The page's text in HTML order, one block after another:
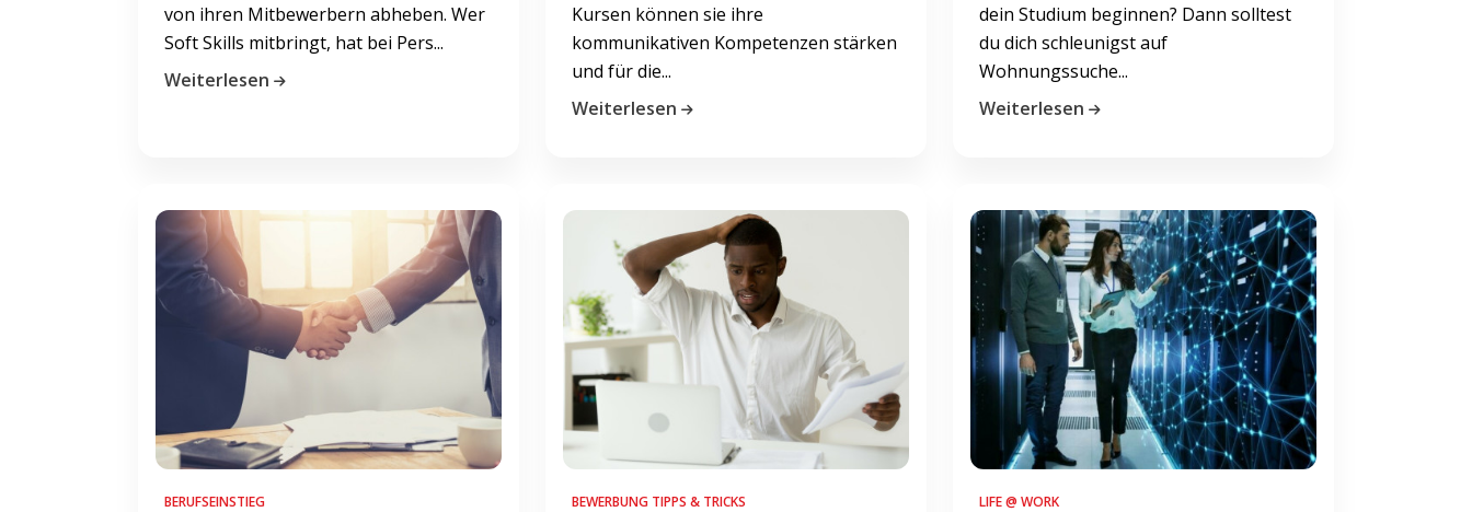
von ihren Mitbewerbern abheben. Wer
Soft Skills mitbringt, hat bei Pers...
Weiterlesen
Kursen können sie ihre
kommunikativen Kompetenzen stärken
und für die...
Weiterlesen
dein Studium beginnen? Dann solltest
du dich schleunigst auf
Wohnungssuche...
Weiterlesen
BERUFSEINSTIEG BEWERBUNG TIPPS & TRICKS LIFE @ WORK